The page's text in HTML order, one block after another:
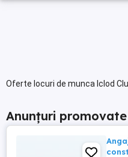
Oferte locuri de munca Iclod
Anunțuri promovate